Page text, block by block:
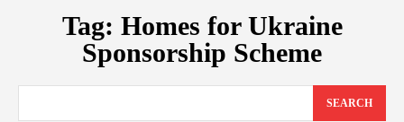
Tag: Homes for Ukraine
Sponsorship Scheme
SEARCH